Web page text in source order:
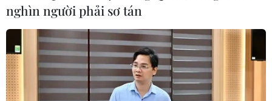
nghìn người phải sơ tán